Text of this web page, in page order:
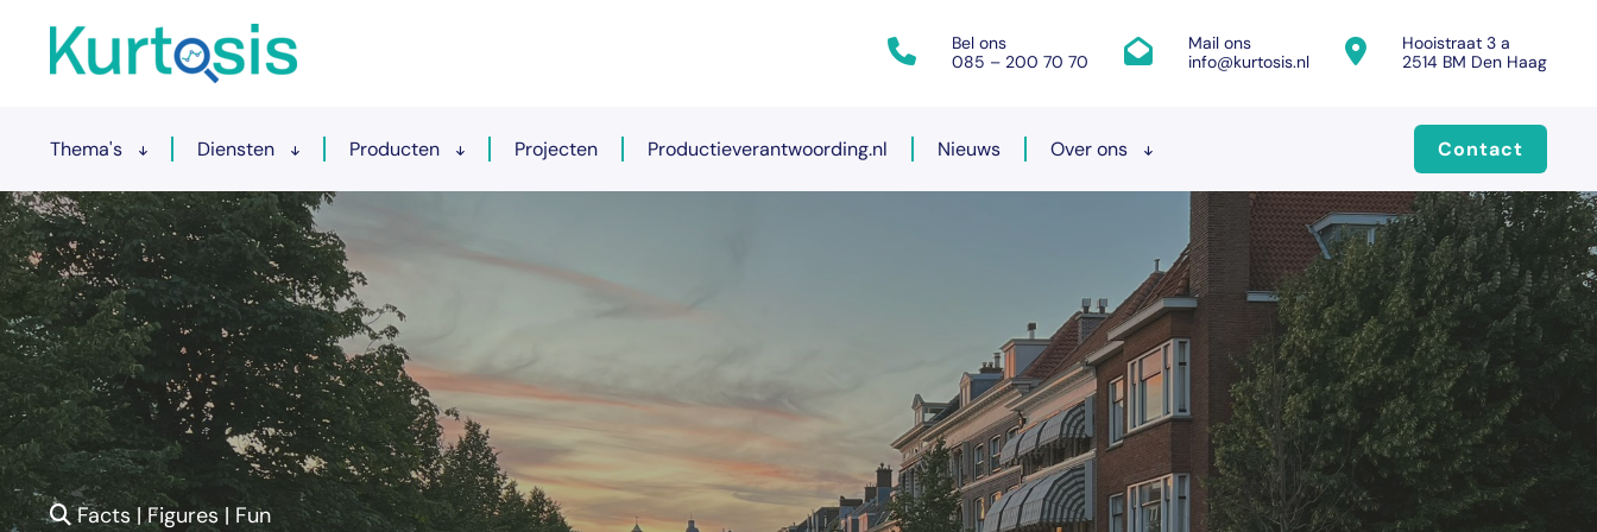
Bel ons
085 – 200 70 70
Mail ons
info@kurtosis.nl
Hooistraat 3 a
2514 BM Den Haag
Thema's Diensten Producten Projecten Productieverantwoording.nl Nieuws Over ons Contact
Facts | Figures | Fun